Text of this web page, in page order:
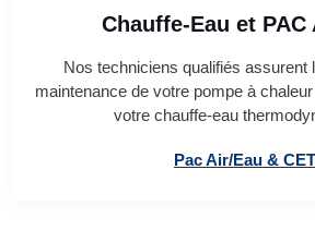
Chauffe-Eau et PAC
Nos techniciens qualifiés assurent
maintenance de votre pompe à
votre chauffe-eau
Pac Air/Eau & CET